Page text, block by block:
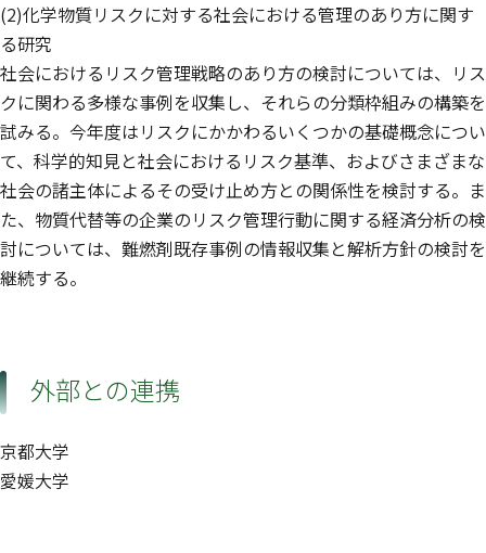
(2)化学物質リスクに対する社会における管理のあり方に関す
る研究
社会におけるリスク管理戦略のあり方の検討については、リス
クに関わる多様な事例を収集し、それらの分類枠組みの構築を
試みる。今年度はリスクにかかわるいくつかの基礎概念につい
て、科学的知見と社会におけるリスク基準、およびさまざまな
社会の諸主体によるその受け止め方との関係性を検討する。ま
た、物質代替等の企業のリスク管理行動に関する経済分析の検
討については、難燃剤既存事例の情報収集と解析方針の検討を
継続する。
外部との連携
京都大学
愛媛大学